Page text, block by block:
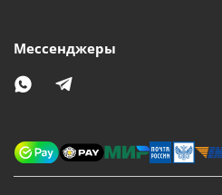
Мессенджеры